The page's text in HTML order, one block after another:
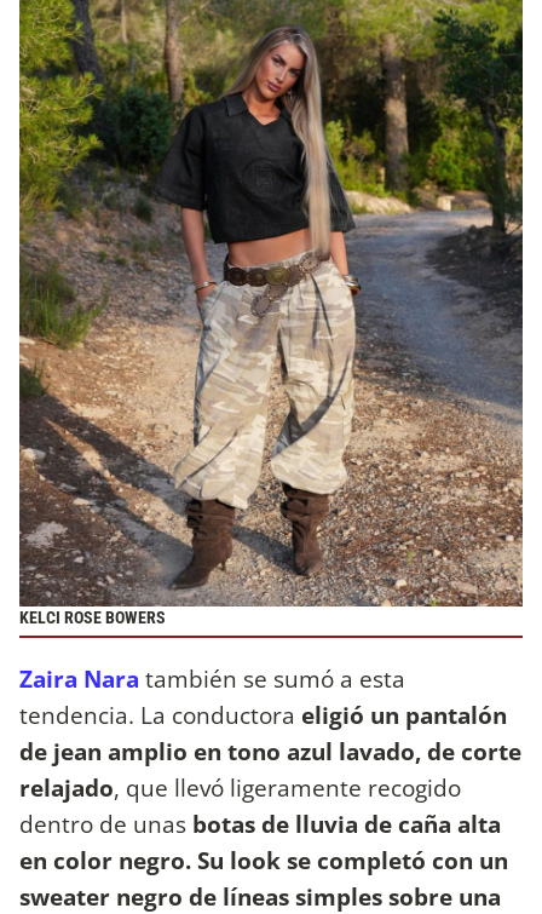
KELCI ROSE BOWERS
Zaira Nara también se sumó a esta
tendencia. La conductora eligió un pantalón
de jean amplio en tono azul lavado, de corte
relajado, que llevó ligeramente recogido
dentro de unas botas de lluvia de caña alta
en color negro. Su look se completó con un
sweater negro de líneas simples sobre una